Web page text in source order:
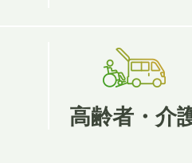
高齢者・介